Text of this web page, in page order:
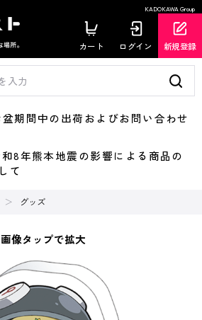
KADOKAWA Group
カート ログイン 新規登録
間中の出荷およびお問い合わせ
年熊本地震の影響による商品の
て
グッズ
画像タップで拡大